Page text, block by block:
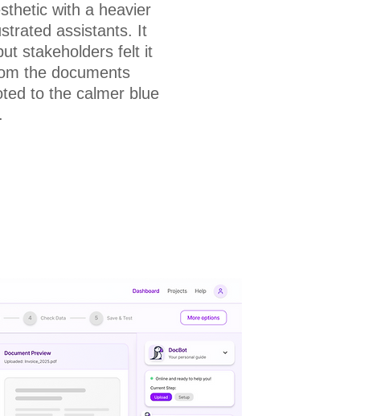
with a heavier
assistants. It
stakeholders felt it
the documents
to the calmer blue